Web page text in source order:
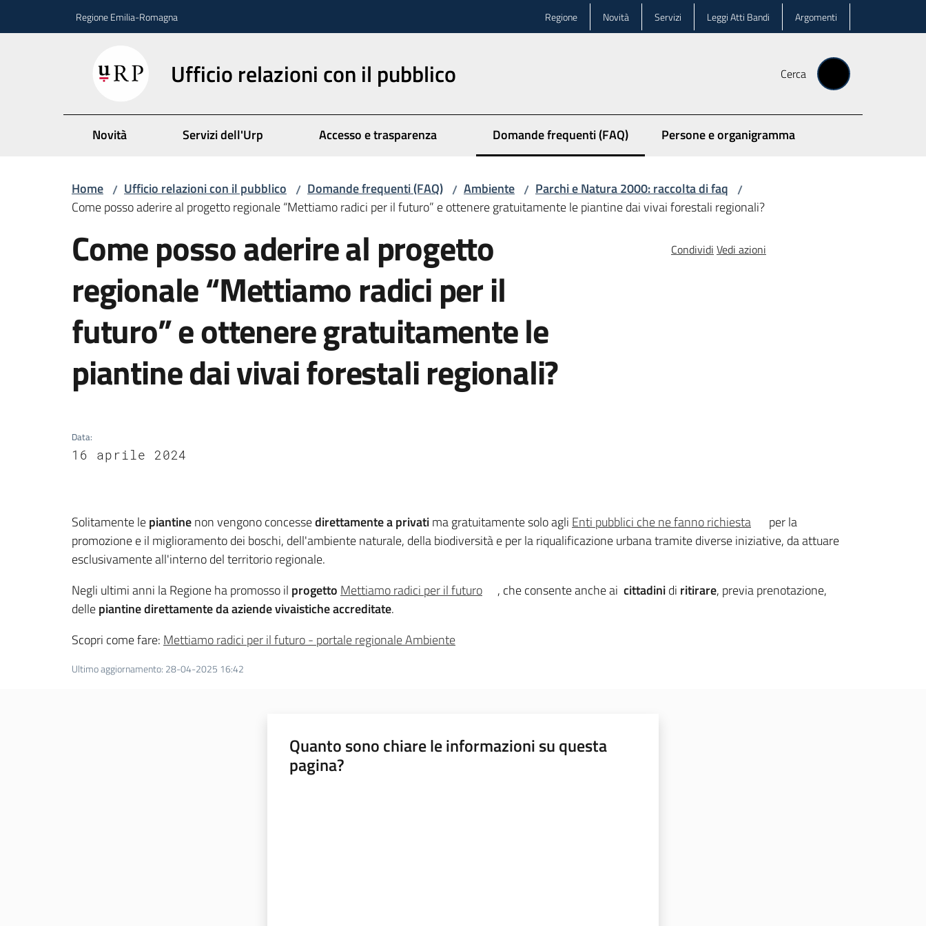
Regione Emilia-Romagna Regione Novità Servizi Leggi Atti Bandi Argomenti
Ufficio relazioni con il pubblico Cerca
Novità Servizi dell'Urp Accesso e trasparenza Domande frequenti (FAQ)
Menu selezionato Persone e organigramma
Home / Ufficio relazioni con il pubblico / Domande frequenti (FAQ) / Ambiente / Parchi e Natura 2000: raccolta di faq /
Come posso aderire al progetto regionale “Mettiamo radici per il futuro” e ottenere gratuitamente le piantine dai vivai forestali regionali?
Come posso aderire al progetto
regionale “Mettiamo radici per il
futuro” e ottenere gratuitamente le
piantine dai vivai forestali regionali?
Data:
16 aprile 2024
Condividi Vedi azioni
Solitamente lepiantinenon vengono concessedirettamente a privatima gratuitamente solo agli Enti pubblici che ne fanno richiesta
per la
promozione e il miglioramento dei boschi, dell'ambiente naturale, della biodiversità e per la riqualificazione urbana tramite diverse iniziative, da attuare
esclusivamente all'interno del territorio regionale.
Negli ultimi anni la Regione ha promosso il progetto Mettiamo radici per il futuro , che consente anche ai cittadinidi ritirare, previa prenotazione,
dellepiantine direttamente da aziende vivaistiche accreditate.
Scopri come fare: Mettiamo radici per il futuro - portale regionale Ambiente
Ultimo aggiornamento: 28-04-2025 16:42
Quanto sono chiare le informazioni su questa
pagina?